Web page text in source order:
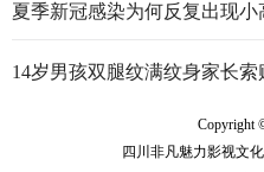
夏季新冠感染为何反复出现小
14岁男孩双腿纹满纹身家长索
Copyright
四川非凡魅力影视文